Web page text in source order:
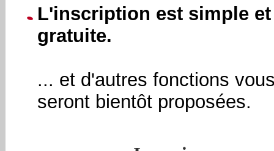
L'inscription est simple et
gratuite.
... et d'autres fonctions
seront bientôt proposées.